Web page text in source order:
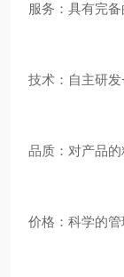
服务：具有完
技术：自主研
品质：对产品
价格：科学的